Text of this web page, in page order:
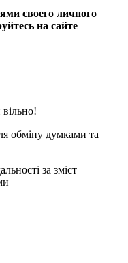
своего личного
на сайте
обміну думками та
за зміст